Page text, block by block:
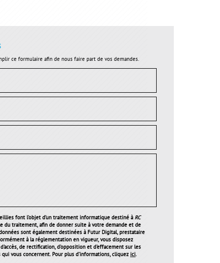
ce formulaire afin de nous faire part de vos demandes.
font l’objet d’un traitement informatique destiné àRC
du traitement, afin de donner suite à votre demande et de
sont également destinées à Futur Digital, prestataire
à la réglementation en vigueur, vous disposez
de rectification, d'opposition et d'effacement sur les
vous concernent. Pour plus d’informations, cliquez ici.